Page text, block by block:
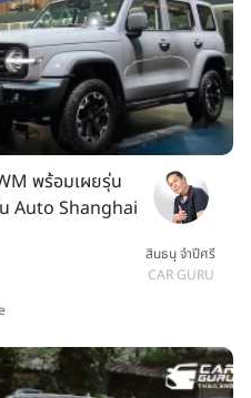
พร้อมเผยรุ่น
น Auto Shanghai
สินธนุ จำปีศรี
CAR GURU